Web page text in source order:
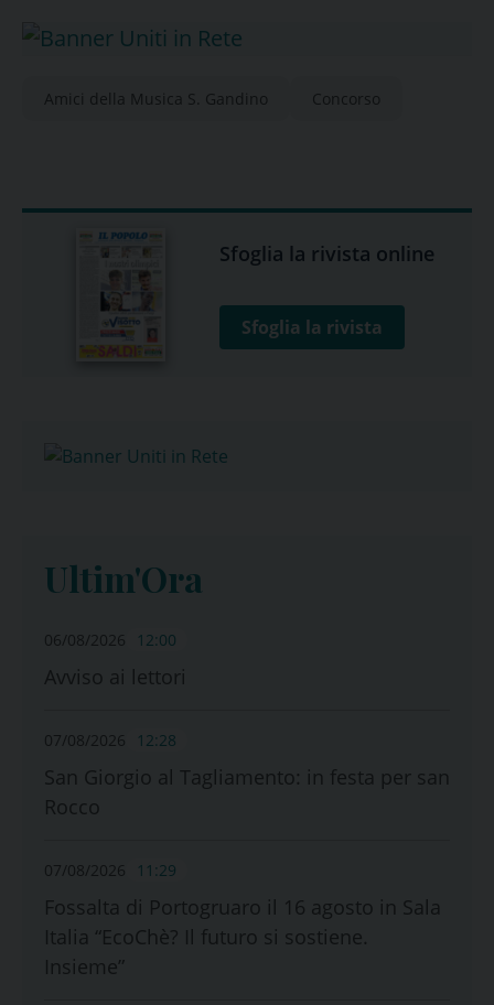
Amici della Musica S. Gandino Concorso
Sfoglia la rivista online
Sfoglia la rivista
Ultim'Ora
06/08/2026 12:00
Avviso ai lettori
07/08/2026 12:28
San Giorgio al Tagliamento: in festa per san
Rocco
07/08/2026 11:29
Fossalta di Portogruaro il 16 agosto in Sala
Italia “EcoChè? Il futuro si sostiene.
Insieme”